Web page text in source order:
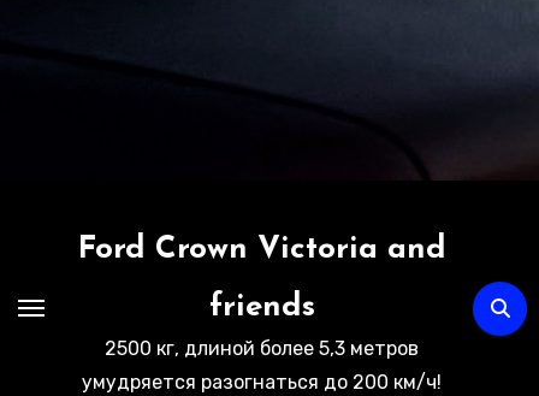
Ford Crown Victoria and
friends
2500 кг, длиной более 5,3 метров
умудряется разогнаться до 200 км/ч!